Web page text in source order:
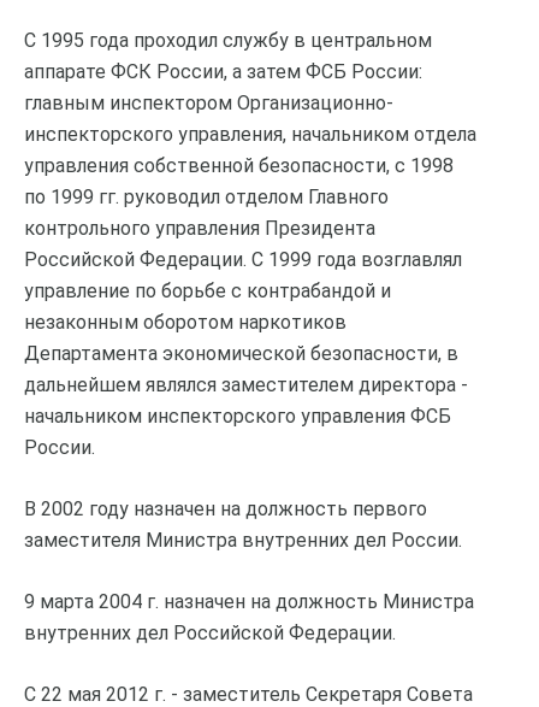
С 1995 года проходил службу в центральном
аппарате ФСК России, а затем ФСБ России:
главным инспектором Организационно-
инспекторского управления, начальником отдела
управления собственной безопасности, с 1998
по 1999 гг. руководил отделом Главного
контрольного управления Президента
Российской Федерации. С 1999 года возглавлял
управление по борьбе с контрабандой и
незаконным оборотом наркотиков
Департамента экономической безопасности, в
дальнейшем являлся заместителем директора -
начальником инспекторского управления ФСБ
России.
В 2002 году назначен на должность первого
заместителя Министра внутренних дел России.
9 марта 2004 г. назначен на должность Министра
внутренних дел Российской Федерации.
С 22 мая 2012 г. - заместитель Секретаря Совета